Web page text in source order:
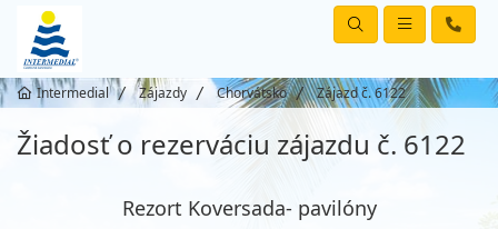
Intermedial Zájazdy Chorvátsko Zájazd č. 6122
Žiadosť o rezerváciu zájazdu č. 6122
Rezort Koversada- pavilóny